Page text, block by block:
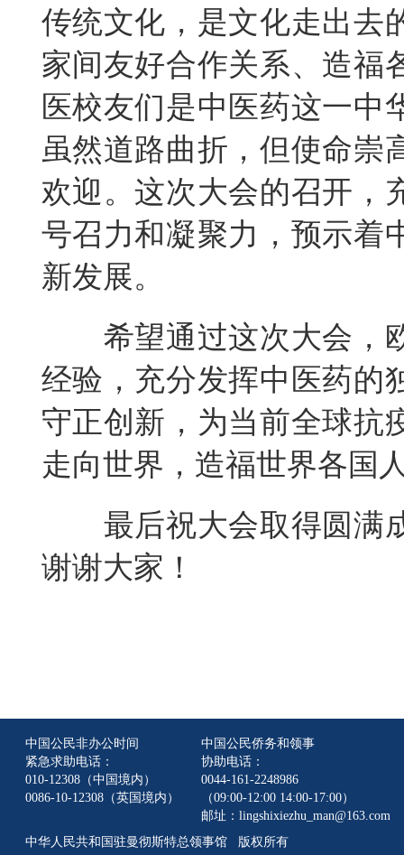
传统文化，是文化走出去
家间友好合作关系、造福
医校友们是中医药这一中
虽然道路曲折，但使命崇
欢迎。这次大会的召开，
号召力和凝聚力，预示着
新发展。
希望通过这次大会，
经验，充分发挥中医药的
守正创新，为当前全球抗
走向世界，造福世界各国
最后祝大会取得圆满
谢谢大家！
中国公民非办公时间
紧急求助电话：
010-12308（中国境内）
0086-10-12308（英国境内）
中国公民侨务和领事
协助电话：
0044-161-2248986
（09:00-12:00 14:00-17:00）
邮址：lingshixiezhu_man@163.com
中华人民共和国驻曼彻斯特总领事馆 版权所有